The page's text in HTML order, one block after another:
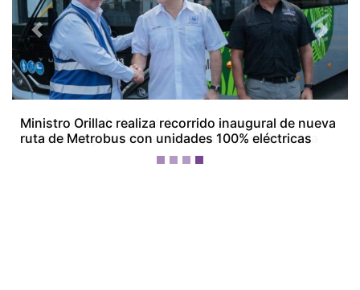
Empresarios de Aguadulce alertan por crisis
económica y ven en la minería una posible salida
Previous Next